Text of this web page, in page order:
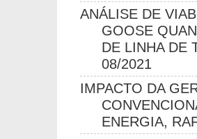
ANÁLISE DE
GOOSE
DE LINHA DE
08/2021
IMPACTO DA
ENERGIA,